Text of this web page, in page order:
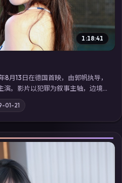
1:18:41
月13日在德国首映，由郭帆执导，
演。影片以犯罪为叙事主轴，边境
打破；摄影与配乐强化地域气质；
清电视剧在线看」延展检索同类
剧体验。
01-21